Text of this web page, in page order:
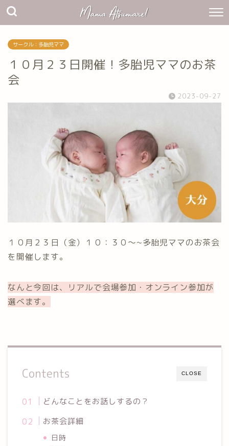
サークル：多胎児ママ
１０月２３日開催！多胎児ママのお茶
会
2023-09-27
１０月２３日（金）１０：３０～~多胎児ママのお茶会
を開催します。
なんと今回は、リアルで会場参加・オンライン参加が
選べます。
CLOSE
Contents
どんなことをお話しするの？
お茶会詳細
日時